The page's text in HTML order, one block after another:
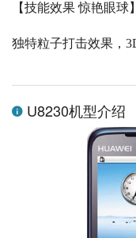
【技能效果 惊艳眼球】
独特粒子打击效果，
U8230机型介绍